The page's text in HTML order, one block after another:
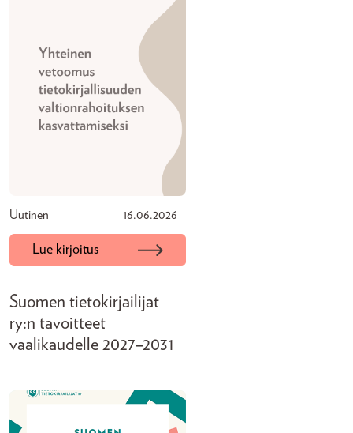
Uutinen 16.06.2026
Lue kirjoitus
Suomen tietokirjailijat
ry:n tavoitteet
vaalikaudelle 2027–2031